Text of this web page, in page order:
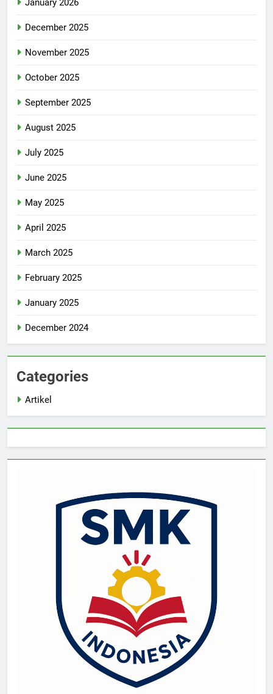
January 2026
December 2025
November 2025
October 2025
September 2025
August 2025
July 2025
June 2025
May 2025
April 2025
March 2025
February 2025
January 2025
December 2024
Categories
Artikel